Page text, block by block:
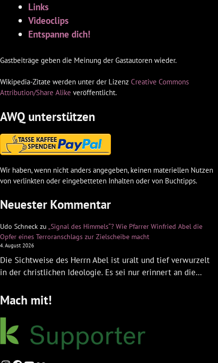
Links
Videoclips
Entspanne dich!
Gastbeiträge geben die Meinung der Gastautoren wieder.
Wikipedia-Zitate werden unter der Lizenz Creative Commons
Attribution/Share Alike veröffentlicht.
AWQ unterstützen
Wir haben, wenn nicht anders angegeben, keinen materiellen Nutzen
von verlinkten oder eingebetteten Inhalten oder von Buchtipps.
Neuester Kommentar
Udo Schneck zu „Signal des Himmels“? Wie Pfarrer Winfried Abel die
Opfer eines Terroranschlags zur Zielscheibe macht
4. August 2026
Die Sichtweise des Herrn Abel ist uralt und tief verwurzelt
in der christlichen Ideologie. Es sei nur erinnert an die…
Mach mit!